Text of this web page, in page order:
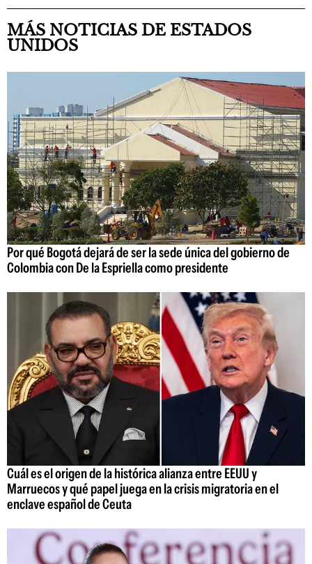
MÁS NOTICIAS DE ESTADOS
UNIDOS
Por qué Bogotá dejará de ser la sede única del gobierno de
Colombia con De la Espriella como presidente
Cuál es el origen de la histórica alianza entre EEUU y
Marruecos y qué papel juega en la crisis migratoria en el
enclave español de Ceuta